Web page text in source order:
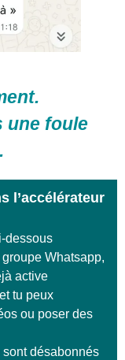
une foule
l’accélérateur
dessous
groupe Whatsapp,
active
tu peux
ou poser des
sont désabonnés